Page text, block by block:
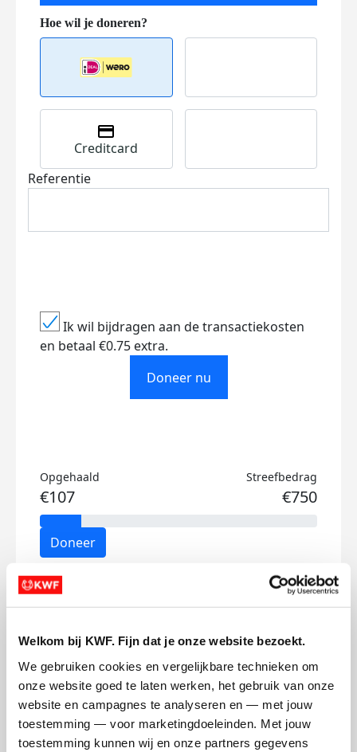
Welkom bij KWF. Fijn dat je onze website bezoekt.
We gebruiken cookies en vergelijkbare technieken om
onze website goed te laten werken, het gebruik van onze
website en campagnes te analyseren en — met jouw
toestemming — voor marketingdoeleinden. Met jouw
toestemming kunnen wij en onze partners gegevens
Creditcard
Referentie
Ik wil bijdragen aan de transactiekosten
en betaal €0.75 extra.
Doneer nu
Opgehaald
€107
Streefbedrag
€750
Doneer